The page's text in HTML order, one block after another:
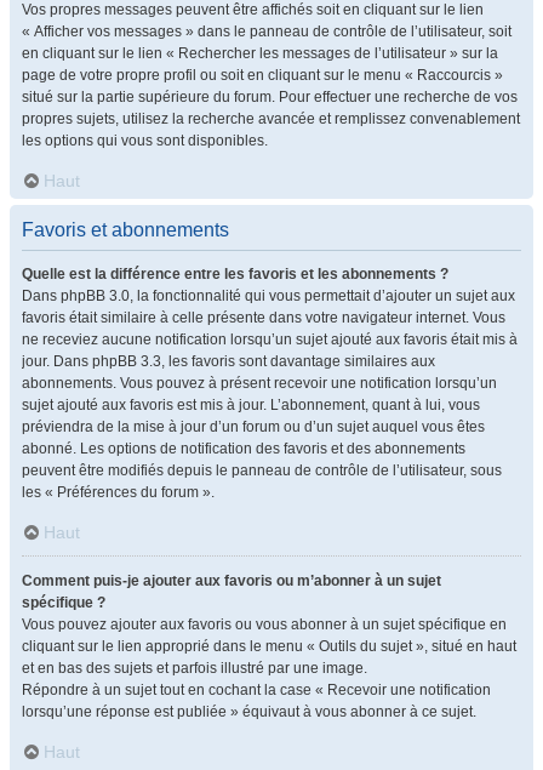
Vos propres messages peuvent être affichés soit en cliquant sur le lien
« Afficher vos messages » dans le panneau de contrôle de l’utilisateur, soit
en cliquant sur le lien « Rechercher les messages de l’utilisateur » sur la
page de votre propre profil ou soit en cliquant sur le menu « Raccourcis »
situé sur la partie supérieure du forum. Pour effectuer une recherche de vos
propres sujets, utilisez la recherche avancée et remplissez convenablement
les options qui vous sont disponibles.
Haut
Favoris et abonnements
Quelle est la différence entre les favoris et les abonnements ?
Dans phpBB 3.0, la fonctionnalité qui vous permettait d’ajouter un sujet aux
favoris était similaire à celle présente dans votre navigateur internet. Vous
ne receviez aucune notification lorsqu’un sujet ajouté aux favoris était mis à
jour. Dans phpBB 3.3, les favoris sont davantage similaires aux
abonnements. Vous pouvez à présent recevoir une notification lorsqu’un
sujet ajouté aux favoris est mis à jour. L’abonnement, quant à lui, vous
préviendra de la mise à jour d’un forum ou d’un sujet auquel vous êtes
abonné. Les options de notification des favoris et des abonnements
peuvent être modifiés depuis le panneau de contrôle de l’utilisateur, sous
les « Préférences du forum ».
Haut
Comment puis-je ajouter aux favoris ou m’abonner à un sujet
spécifique ?
Vous pouvez ajouter aux favoris ou vous abonner à un sujet spécifique en
cliquant sur le lien approprié dans le menu « Outils du sujet », situé en haut
et en bas des sujets et parfois illustré par une image.
Répondre à un sujet tout en cochant la case « Recevoir une notification
lorsqu’une réponse est publiée » équivaut à vous abonner à ce sujet.
Haut